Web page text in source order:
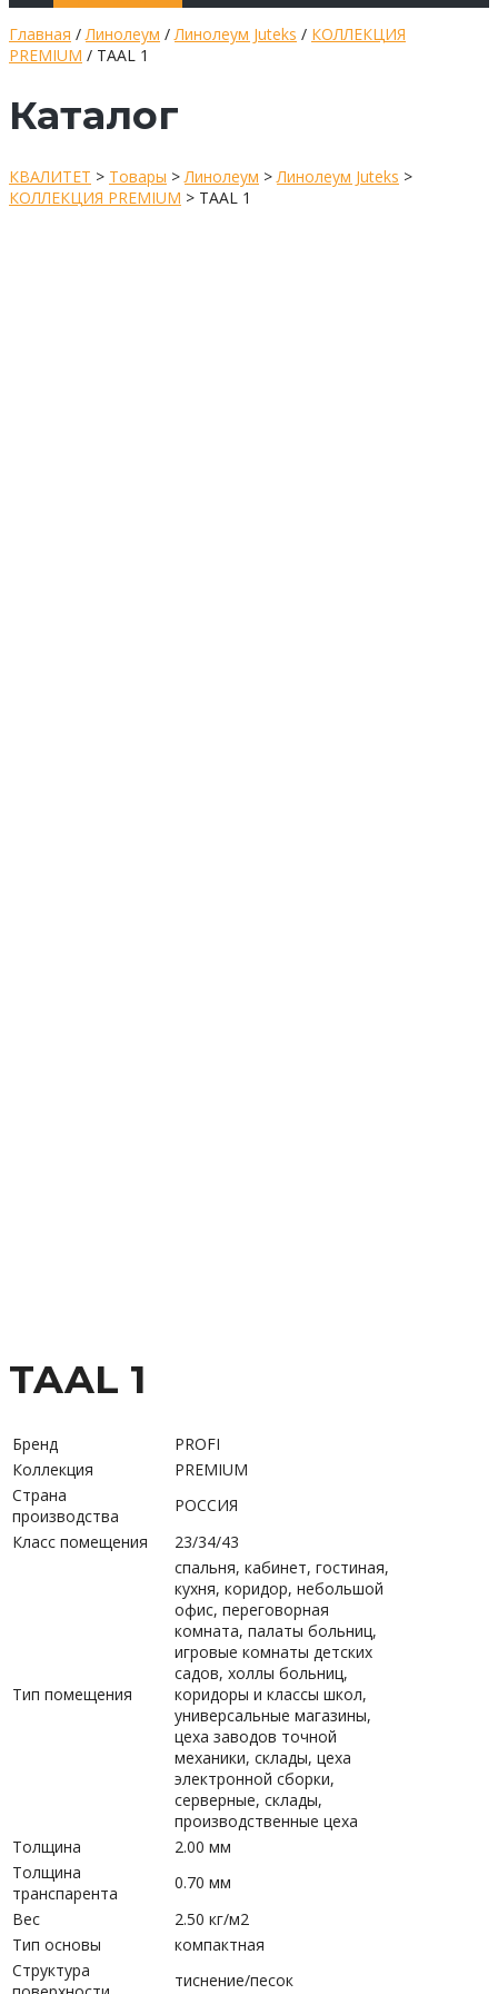
Главная /Линолеум /Линолеум Juteks / КОЛЛЕКЦИЯ
PREMIUM / TAAL 1
Каталог
КВАЛИТЕТ > Товары >Линолеум >Линолеум Juteks >
КОЛЛЕКЦИЯ PREMIUM > TAAL 1
TAAL 1
Бренд
PROFI
Коллекция
PREMIUM
Страна
производства
РОССИЯ
Класс помещения
23/34/43
Тип помещения
спальня, кабинет, гостиная,
кухня, коридор, небольшой
офис, переговорная
комната, палаты больниц,
игровые комнаты детских
садов, холлы больниц,
коридоры и классы школ,
универсальные магазины,
цеха заводов точной
механики, склады, цеха
электронной сборки,
серверные, склады,
производственные цеха
Толщина
2.00 мм
Толщина
транспарента
0.70 мм
Вес
2.50 кг/м2
Тип основы
компактная
Структура
тиснение/песок